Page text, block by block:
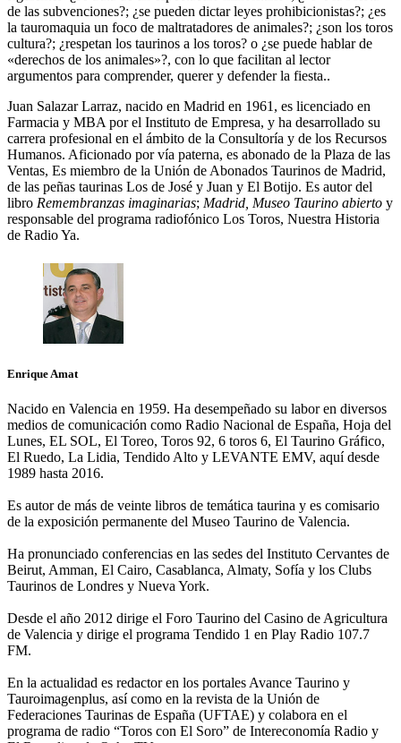
de las subvenciones?; ¿se pueden dictar leyes prohibicionistas?; ¿es
la tauromaquia un foco de maltratadores de animales?; ¿son los toros
cultura?; ¿respetan los taurinos a los toros? o ¿se puede hablar de
«derechos de los animales»?, con lo que facilitan al lector
argumentos para comprender, querer y defender la fiesta..
Juan Salazar Larraz, nacido en Madrid en 1961, es licenciado en
Farmacia y MBA por el Instituto de Empresa, y ha desarrollado su
carrera profesional en el ámbito de la Consultoría y de los Recursos
Humanos. Aficionado por vía paterna, es abonado de la Plaza de las
Ventas, Es miembro de la Unión de Abonados Taurinos de Madrid,
de las peñas taurinas Los de José y Juan y El Botijo. Es autor del
libro Remembranzas imaginarias; Madrid, Museo Taurino abierto y
responsable del programa radiofónico Los Toros, Nuestra Historia
de Radio Ya.
Enrique Amat
Nacido en Valencia en 1959. Ha desempeñado su labor en diversos
medios de comunicación como Radio Nacional de España, Hoja del
Lunes, EL SOL, El Toreo, Toros 92, 6 toros 6, El Taurino Gráfico,
El Ruedo, La Lidia, Tendido Alto y LEVANTE EMV, aquí desde
1989 hasta 2016.
Es autor de más de veinte libros de temática taurina y es comisario
de la exposición permanente del Museo Taurino de Valencia.
Ha pronunciado conferencias en las sedes del Instituto Cervantes de
Beirut, Amman, El Cairo, Casablanca, Almaty, Sofía y los Clubs
Taurinos de Londres y Nueva York.
Desde el año 2012 dirige el Foro Taurino del Casino de Agricultura
de Valencia y dirige el programa Tendido 1 en Play Radio 107.7
FM.
En la actualidad es redactor en los portales Avance Taurino y
Tauroimagenplus, así como en la revista de la Unión de
Federaciones Taurinas de España (UFTAE) y colabora en el
programa de radio “Toros con El Soro” de Intereconomía Radio y